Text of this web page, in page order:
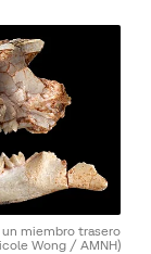
un miembro trasero
Wong / AMNH)